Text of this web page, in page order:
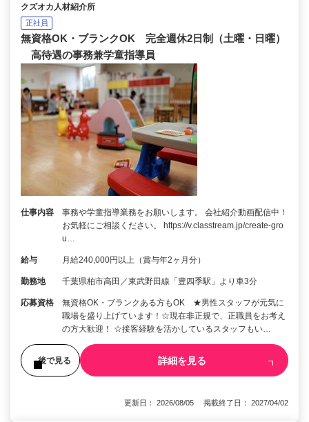
クズオカ人材紹介所
正社員
無資格OK・ブランクOK 完全週休2日制（土曜・日曜）
高待遇の事務兼学童指導員
仕事内容
事務や学童指導業務をお願いします。 会社紹介動画配信中！
お気軽にご相談ください。 https://v.classtream.jp/create-gro
u…
給与 月給240,000円以上（賞与年2ヶ月分）
勤務地 千葉県柏市高田／東武野田線「豊四季駅」より車3分
応募資格
無資格OK・ブランクある方もOK ★男性スタッフが元気に
職場を盛り上げています！☆現在非正規で、正職員をお考え
の方大歓迎！ ☆接客経験を活かしているスタッフもい…
後で見る 詳細を見る
更新日： 2026/08/05 掲載終了日： 2027/04/02